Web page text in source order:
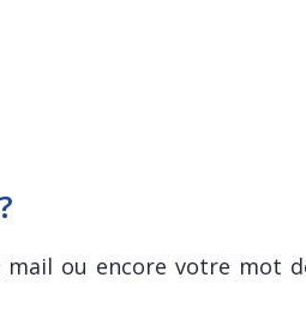
ou encore votre mot